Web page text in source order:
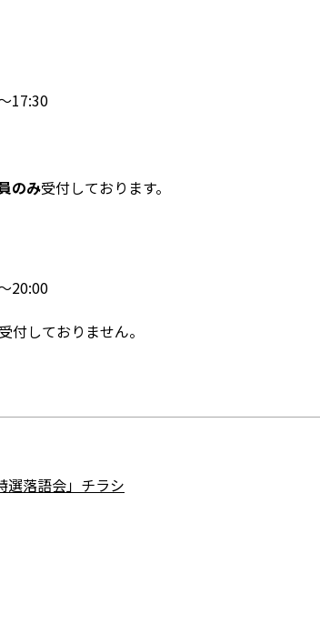
17:30
のみ受付しております。
20:00
しておりません。
選落語会」チラシ